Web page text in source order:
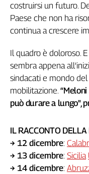
Progress
nel
Territori
Abruzzo-
Molise
Alto
Basilicata
Calabria
Campania
Emilia-
costruirsi un futuro.
Paese che non ha
continua a crescere
Il quadro è doloroso.
sembra appena
sindacati e mondo
mobilitazione. “
può durare a lungo",
IL RACCONTO
→ 12 dicembre:
→ 13 dicembre: Sicilia
→ 14 dicembre: